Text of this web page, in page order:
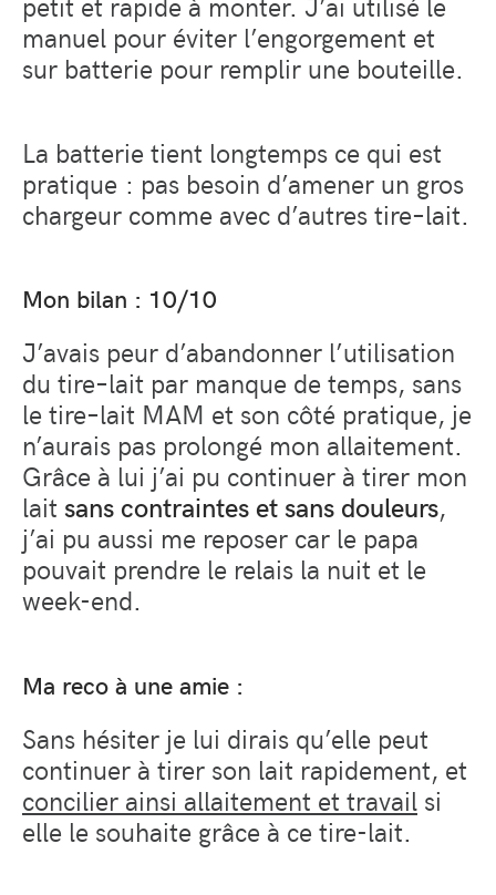
manuel pour éviter l’engorgement et
sur batterie pour remplir une bouteille.
La batterie tient longtemps ce qui est
pratique : pas besoin d’amener un gros
chargeur comme avec d’autres tire–lait.
Mon bilan : 10/10
J’avais peur d’abandonner l’utilisation
du tire–lait par manque de temps, sans
le tire–lait MAM et son côté pratique, je
n’aurais pas prolongé mon allaitement.
Grâce à lui j’ai pu continuer à tirer mon
lait sans contraintes et sans douleurs,
j’ai pu aussi me reposer car le papa
pouvait prendre le relais la nuit et le
week-end.
Ma reco à une amie :
Sans hésiter je lui dirais qu’elle peut
continuer à tirer son lait rapidement, et
concilier ainsi allaitement et travail si
elle le souhaite grâce à ce tire-lait.